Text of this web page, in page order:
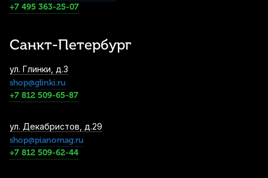
+7 495 363-25-07
Санкт-Петербург
ул. Глинки, д.3
shop@glinki.ru
+7 812 509-65-87
ул. Декабристов, д.29
shop@pianomag.ru
+7 812 509-62-44